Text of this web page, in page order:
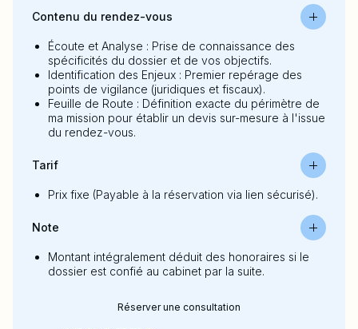
Contenu du rendez-vous
Écoute et Analyse : Prise de connaissance des
spécificités du dossier et de vos objectifs.
Identification des Enjeux : Premier repérage des
points de vigilance (juridiques et fiscaux).
Feuille de Route : Définition exacte du périmètre de
ma mission pour établir un devis sur-mesure à l'issue
du rendez-vous.
Tarif
Prix fixe (Payable à la réservation via lien sécurisé).
Note
Montant intégralement déduit des honoraires si le
dossier est confié au cabinet par la suite.
Réserver une consultation